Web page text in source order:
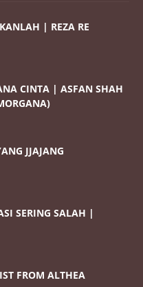
| REZA RE
CINTA | ASFAN SHAH
JJAJANG
SERING SALAH |
FROM ALTHEA